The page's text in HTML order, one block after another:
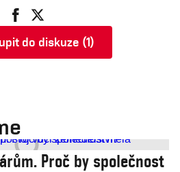
do diskuze (1)
Proč by společnost